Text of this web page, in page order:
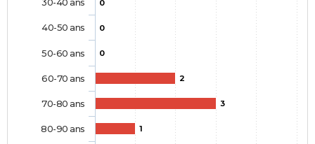
0
0
0
2
3
1
40-50 ans
50-60 ans
60-70 ans
70-80 ans
80-90 ans